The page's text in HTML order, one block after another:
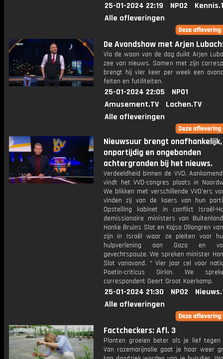
25-01-2024 22:19 NPO2
Alle afleveringen
De Avondshow met Arjen
Via de waan van de dag duikt Arjen
zee van nieuws. Samen met zijn
brengt hij vier keer per week een
feiten en futiliteiten.
25-01-2024 22:05
NPO1
Amusement.TV
Lachen.TV
Alle afleveringen
Nieuwsuur brengt onafhankelijk,
onpartijdig en ongebonden
achtergronden bij het nieuws.
Verdeeldheid binnen de VVD.
vindt het VVD-congres plaats in
We blikken met verschillende VVD'ers
vinden zij van de koers van hun
Opstelling kabinet in conflict Israël-
demissionaire ministers van
Hanke Bruins Slot en Kajsa Ollongren
zijn in Israël waar ze pleiten voor
hulpverlening aan Gaza en
gevechtspauze. We spreken minister
Slot vanavond. * Vier jaar cel voor
Poetin-criticus Girkin. We
correspondent Geert Groot Koerkamp.
25-01-2024 21:30 NPO2
Alle afleveringen
Factcheckers: Afl. 3
Planten groeien beter als je lief tegen
Van rozemarijnolie gaat je haar weer